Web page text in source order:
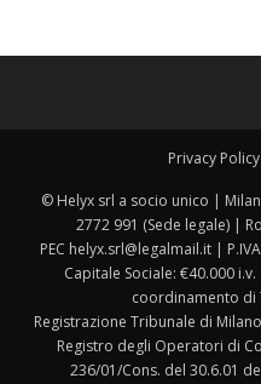
Privacy Policy
© Helyx srl a socio unico |
2772 991 (Sede legale) |
PEC helyx.srl@legalmail.it |
Capitale Sociale: €40.000
coordinamento di
Registrazione Tribunale di
Registro degli Operatori di
236/01/Cons. del 30.6.01